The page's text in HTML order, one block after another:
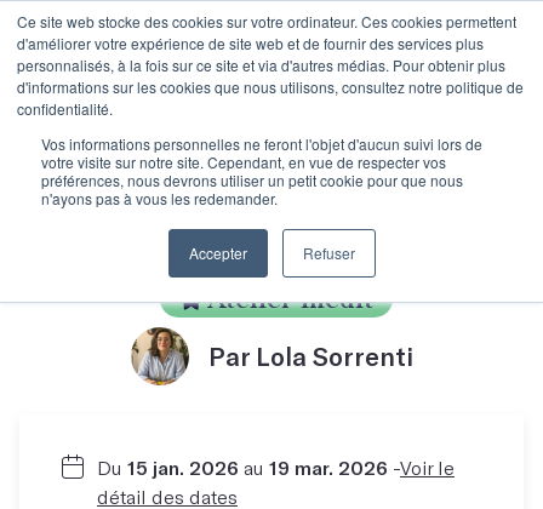
Ce site web stocke des cookies sur votre ordinateur. Ces cookies permettent
d'améliorer votre expérience de site web et de fournir des services plus
personnalisés, à la fois sur ce site et via d'autres médias. Pour obtenir plus
d'informations sur les cookies que nous utilisons, consultez notre politique de
confidentialité.
Vos informations personnelles ne feront l'objet d'aucun suivi lors de
votre visite sur notre site. Cependant, en vue de respecter vos
préférences, nous devrons utiliser un petit cookie pour que nous
n'ayons pas à vous les redemander.
Accepter Refuser
Poser les bases de son
roman
Par Lola Sorrenti
Atelier inédit
Du 15 jan. 2026 au 19 mar. 2026 -Voir le
détail des dates